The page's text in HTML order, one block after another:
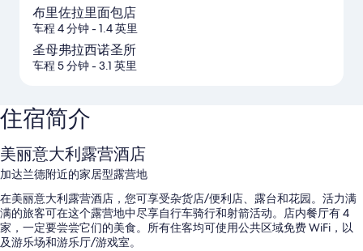
布里佐拉里面包店
车程 4 分钟- 1.4 英里
圣母弗拉西诺圣所
车程 5 分钟- 3.1 英里
住宿简介
美丽意大利露营酒店
加达兰德附近的家居型露营地
在美丽意大利露营酒店，您可享受杂货店/便利店、露台和花园。活力满
满的旅客可在这个露营地中尽享自行车骑行和射箭活动。店内餐厅有 4
家，一定要尝尝它们的美食。所有住客均可使用公共区域免费 WiFi，以
及游乐场和游乐厅/游戏室。